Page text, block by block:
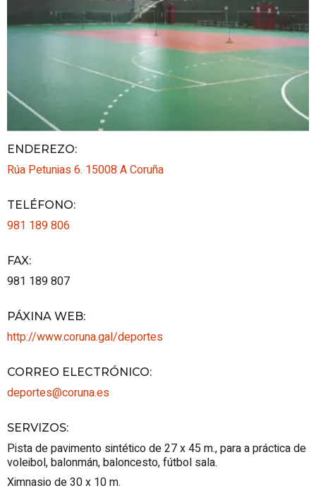
ENDEREZO:
Rúa Petunias 6. 15008A Coruña
TELÉFONO:
981 189 806
FAX:
981 189 807
PÁXINA WEB:
http://www.coruna.gal/deportes
CORREO ELECTRÓNICO:
deportes@coruna.es
SERVIZOS:
Pista de pavimento sintético de 27 x 45 m., para a práctica de
voleibol, balonmán, baloncesto, fútbol sala.
Ximnasio de 30 x 10 m.